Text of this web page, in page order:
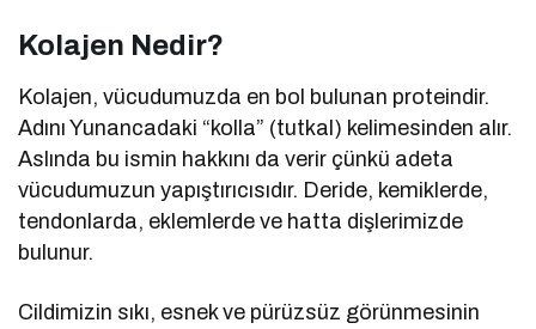
Kolajen Nedir?
Kolajen, vücudumuzda en bol bulunan proteindir.
Adını Yunancadaki “kolla” (tutkal) kelimesinden alır.
Aslında bu ismin hakkını da verir çünkü adeta
vücudumuzun yapıştırıcısıdır. Deride, kemiklerde,
tendonlarda, eklemlerde ve hatta dişlerimizde
bulunur.
Cildimizin sıkı, esnek ve pürüzsüz görünmesinin